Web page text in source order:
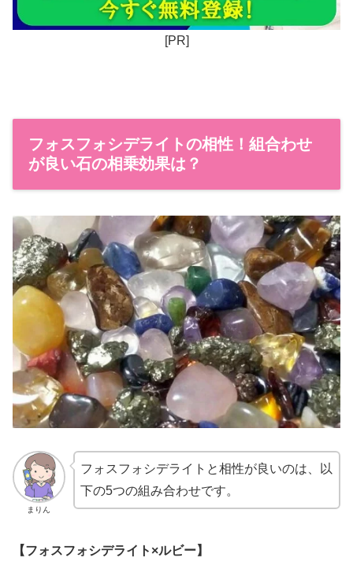
[PR]
フォスフォシデライトの相性！組合わせ
が良い石の相乗効果は？
まりん
フォスフォシデライトと相性が良いのは、以
下の5つの組み合わせです。
【フォスフォシデライト×ルビー】